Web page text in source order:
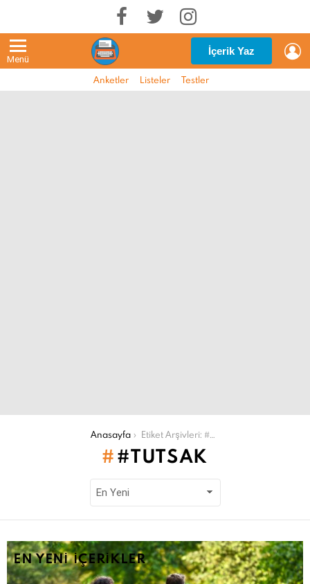
Menü
İçerik Yaz
Anketler Listeler Testler
Anasayfa Etiket Arşivleri: #tutsak
#TUTSAK
EN YENI İÇERIKLER